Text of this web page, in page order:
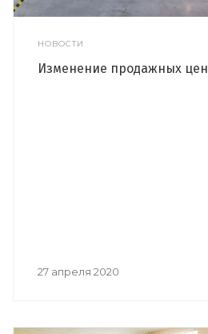
НОВОСТИ
Изменение продажных цен
27 апреля 2020